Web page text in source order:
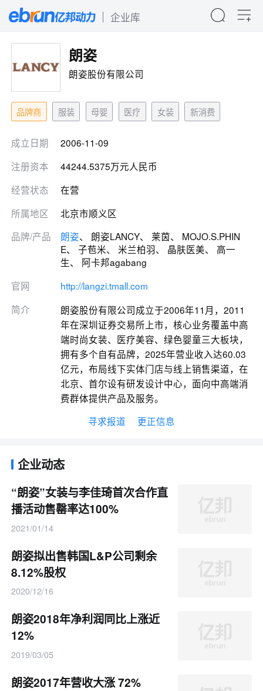
企业库
朗姿
朗姿股份有限公司
品牌商 服装 母婴 医疗 女装 新消费
成立日期
2006-11-09
注册资本
44244.5375万元人民币
经营状态
在营
所属地区
北京市顺义区
品牌/产品
朗姿、 朗姿LANCY、 莱茵、 MOJO.S.PHIN
E、 子苞米、 米兰柏羽、 晶肤医美、 高一
生、 阿卡邦agabang
官网
http://langzi.tmall.com
简介
朗姿股份有限公司成立于2006年11月，2011
年在深圳证券交易所上市，核心业务覆盖中高
端时尚女装、医疗美容、绿色婴童三大板块，
拥有多个自有品牌，2025年营业收入达60.03
亿元，布局线下实体门店与线上销售渠道，在
北京、首尔设有研发设计中心，面向中高端消
费群体提供产品及服务。
寻求报道
更正信息
企业动态
“朗姿”女装与李佳琦首次合作直
播活动售罄率达100%
2021/01/14
朗姿拟出售韩国L&P公司剩余
8.12%股权
2020/12/16
朗姿2018年净利润同比上涨近
12%
2019/03/05
朗姿2017年营收大涨 72%